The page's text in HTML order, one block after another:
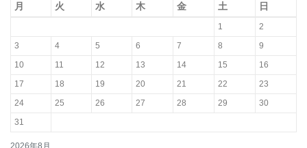
月 火 水 木 金 土 日
1
2
3
4 5 6 7 8
9
10
11 12 13 14 15
16
17
18 19 20 21 22
23
24
25 26 27 28 29
30
31